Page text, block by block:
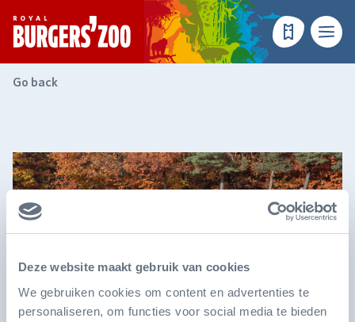
Deze website maakt gebruik van cookies
We gebruiken cookies om content en advertenties te
personaliseren, om functies voor social media te bieden
- Homepage
Make aMenu
Go back